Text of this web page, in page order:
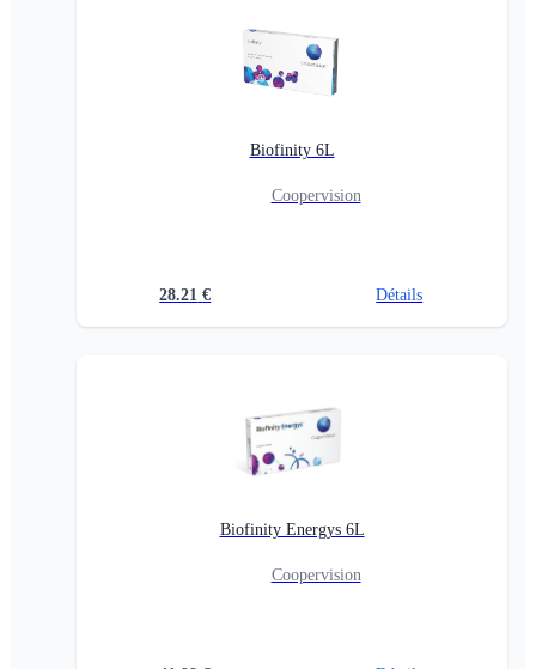
Biofinity 6L
Coopervision
28.21 € Détails
Biofinity Energys 6L
Coopervision